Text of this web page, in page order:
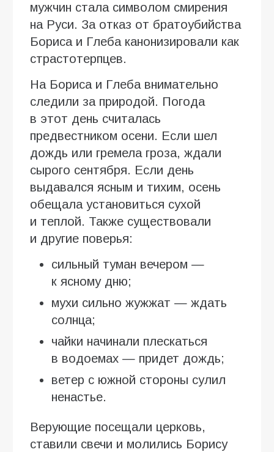
мужчин стала символом смирения
на Руси. За отказ от братоубийства
Бориса и Глеба канонизировали как
страстотерпцев.
На Бориса и Глеба внимательно
следили за природой. Погода
в этот день считалась
предвестником осени. Если шел
дождь или гремела гроза, ждали
сырого сентября. Если день
выдавался ясным и тихим, осень
обещала установиться сухой
и теплой. Также существовали
и другие поверья:
сильный туман вечером —
к ясному дню;
мухи сильно жужжат — ждать
солнца;
чайки начинали плескаться
в водоемах — придет дождь;
ветер с южной стороны сулил
ненастье.
Верующие посещали церковь,
ставили свечи и молились Борису